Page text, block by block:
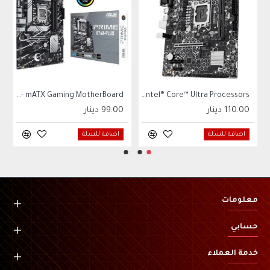
ASUS B860M-BRO DDR5 Support Intel® Core™ Ultra Processors
110.00 دينار
اضافة للسلة
ASUS PRIME B760M-R D4, Intel 14th 13th 12th Series, LGA 1700/DDR4/PCIe 4.0/2xM.2 - mATX Gaming MotherBoard
99.00 دينار
اضافة للسلة
معلومات
حسابي
خدمة العملاء